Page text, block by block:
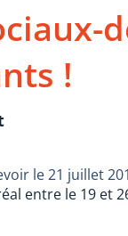
!
le 21 juillet
entre le 19 et